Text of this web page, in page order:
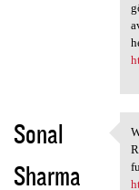
Sonal
Sharma